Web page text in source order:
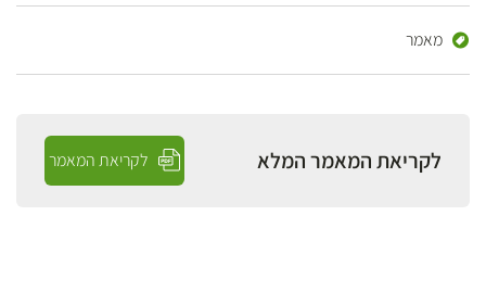
מאמר
לקריאת המאמר המלא לקריאת המאמר